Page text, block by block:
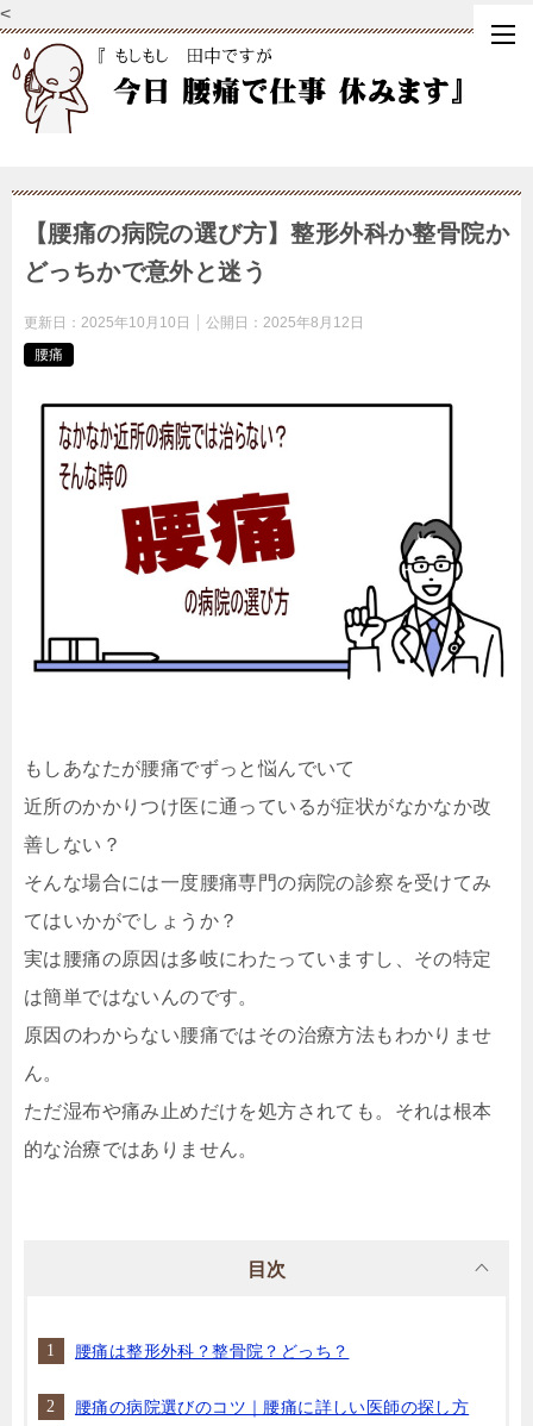
<
【腰痛の病院の選び方】整形外科か整骨院か
どっちかで意外と迷う
更新日： 2025年10月10日 公開日： 2025年8月12日
腰痛
もしあなたが腰痛でずっと悩んでいて
近所のかかりつけ医に通っているが症状がなかなか改
善しない？
そんな場合には一度腰痛専門の病院の診察を受けてみ
てはいかがでしょうか？
実は腰痛の原因は多岐にわたっていますし、その特定
は簡単ではないんのです。
原因のわからない腰痛ではその治療方法もわかりませ
ん。
ただ湿布や痛み止めだけを処方されても。それは根本
的な治療ではありません。
目次
腰痛は整形外科？整骨院？どっち？
腰痛の病院選びのコツ｜腰痛に詳しい医師の探し方